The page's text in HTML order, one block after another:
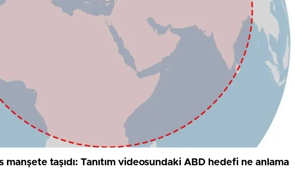
manşete taşıdı: Tanıtım videosundaki ABD hedefi ne anlama